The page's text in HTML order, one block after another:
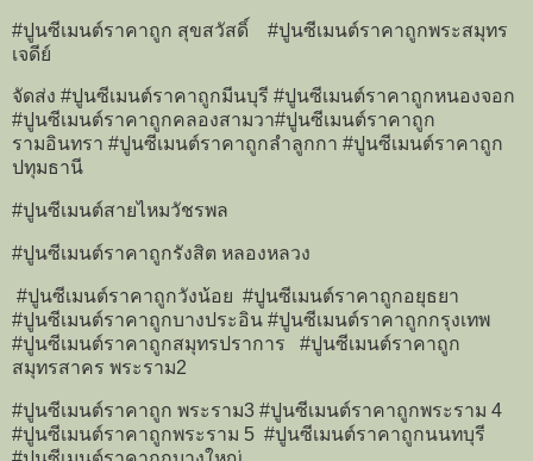
#ปูนซีเมนต์ราคาถูก สุขสวัสดิ์ #ปูนซีเมนต์ราคาถูกพระสมุทร
เจดีย์
จัดส่ง #ปูนซีเมนต์ราคาถูกมีนบุรี #ปูนซีเมนต์ราคาถูกหนองจอก
#ปูนซีเมนต์ราคาถูกคลองสามวา#ปูนซีเมนต์ราคาถูก
รามอินทรา #ปูนซีเมนต์ราคาถูกลำลูกกา #ปูนซีเมนต์ราคาถูก
ปทุมธานี
#ปูนซีเมนต์สายไหมวัชรพล
#ปูนซีเมนต์ราคาถูกรังสิต หลองหลวง
#ปูนซีเมนต์ราคาถูกวังน้อย #ปูนซีเมนต์ราคาถูกอยุธยา
#ปูนซีเมนต์ราคาถูกบางประอิน #ปูนซีเมนต์ราคาถูกกรุงเทพ
#ปูนซีเมนต์ราคาถูกสมุทรปราการ #ปูนซีเมนต์ราคาถูก
สมุทรสาคร พระราม2
#ปูนซีเมนต์ราคาถูก พระราม3 #ปูนซีเมนต์ราคาถูกพระราม 4
#ปูนซีเมนต์ราคาถูกพระราม 5 #ปูนซีเมนต์ราคาถูกนนทบุรี